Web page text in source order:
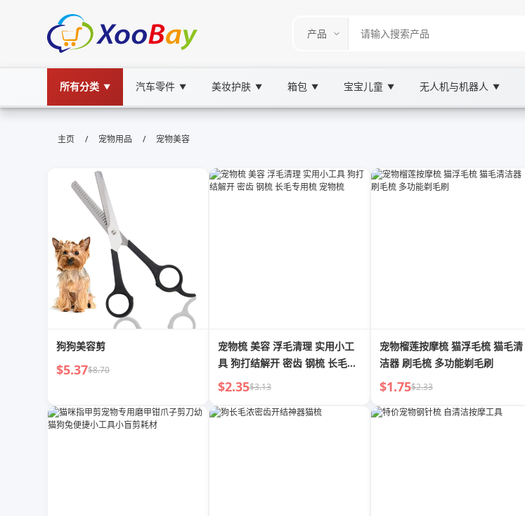
所有分类 ▼ 汽车零件 ▼ 美妆护肤 ▼ 箱包 ▼ 宝宝儿童 ▼ 无人机与机器人 ▼
宠物美容 | XOOBAY B2B/B2C Marketplace
提供高端宠物美容、护理、造型与健康管理，注重安全舒适，提升宠物幸福感与主人信任。
主页 / 宠物用品 / 宠物美容
狗狗美容剪
$5.37$8.70
宠物梳 美容 浮毛清理 实用小工
具 狗打结解开 密齿 钢梳 长毛专
用梳 宠物梳
$2.35$3.13
宠物榴莲按摩梳 猫浮毛梳 猫毛清
洁器 刷毛梳 多功能剃毛刷
$1.75$2.33